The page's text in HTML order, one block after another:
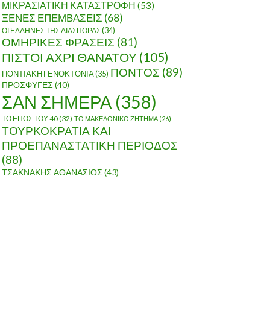
ΑΝΘΕΝΩΤΙΚΟΙ
ΜΙΚΡΑΣΙΑΤΙΚΗ ΚΑΤΑΣΤΡΟΦΗ (53)
ΞΕΝΕΣ ΕΠΕΜΒΑΣΕΙΣ (68)
ΟΙ ΕΛΛΗΝΕΣ ΤΗΣ ΔΙΑΣΠΟΡΑΣ(34)
ΟΜΗΡΙΚΕΣ ΦΡΑΣΕΙΣ (81)
ΠΙΣΤΟΙ ΑΧΡΙ ΘΑΝΑΤΟΥ (105)
ΠΟΝΤΙΑΚΗ ΓΕΝΟΚΤΟΝΙΑ(35) ΠΟΝΤΟΣ (89)
ΠΡΟΣΦΥΓΕΣ (40)
ΣΑΝ ΣΗΜΕΡΑ (358)
ΤΟ ΕΠΟΣ ΤΟΥ 40(32) ΤΟ ΜΑΚΕΔΟΝΙΚΟ ΖΗΤΗΜΑ (26)
ΤΟΥΡΚΟΚΡΑΤΙΑ ΚΑΙ
ΠΡΟΕΠΑΝΑΣΤΑΤΙΚΗ ΠΕΡΙΟΔΟΣ
(88)
ΤΣΑΚΝΑΚΗΣ ΑΘΑΝΑΣΙΟΣ (43)